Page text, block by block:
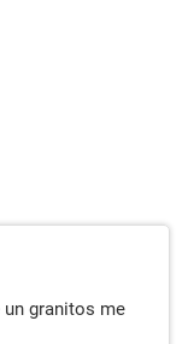
granitos me